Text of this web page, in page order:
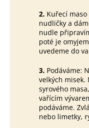
2. Kuřecí
nudličky a
nudle
poté je
uvedeme do
3. Podáváme:
velkých misek.
syrového
vařícím
podáváme.
nebo limetky,